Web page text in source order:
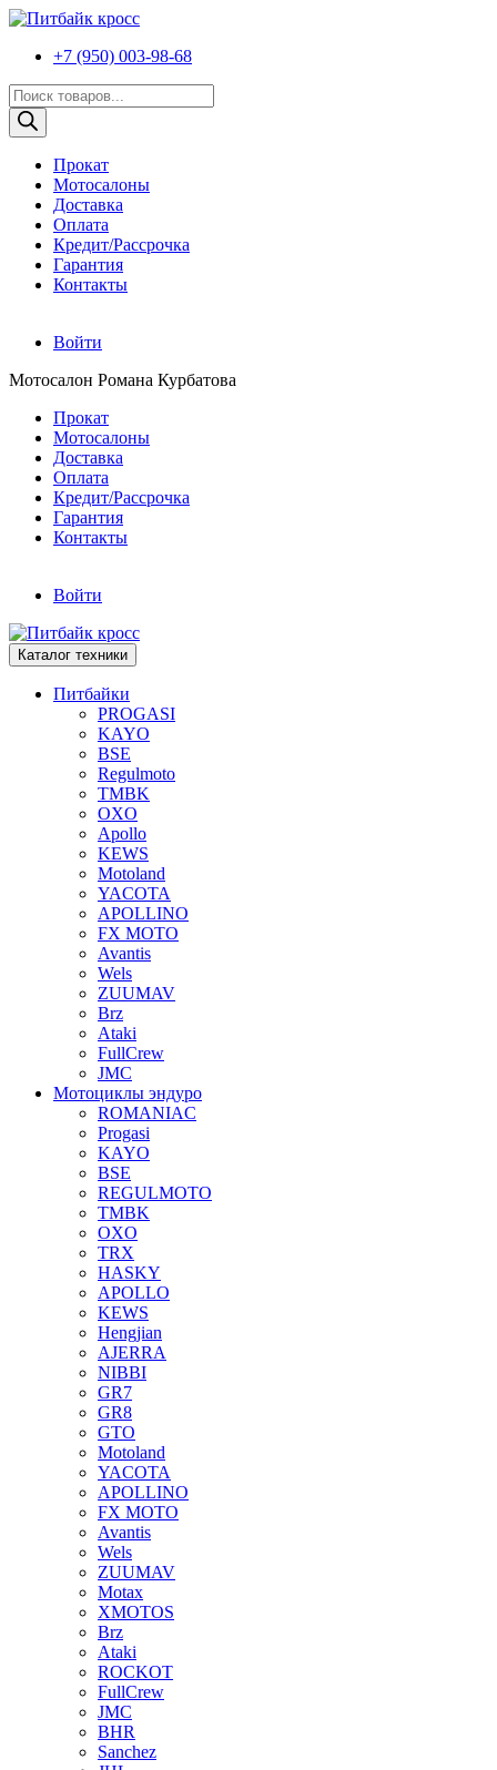
+7 (950) 003-98-68
Поиск
товаров
Прокат
Мотосалоны
Доставка
Оплата
Кредит/Рассрочка
Гарантия
Контакты
Войти
Мотосалон Романа Курбатова
Прокат
Мотосалоны
Доставка
Оплата
Кредит/Рассрочка
Гарантия
Контакты
Войти
Каталог техники
Питбайки
PROGASI
KAYO
BSE
Regulmoto
TMBK
OXO
Apollo
KEWS
Motoland
YACOTA
APOLLINO
FX MOTO
Avantis
Wels
ZUUMAV
Brz
Ataki
FullCrew
JMC
Мотоциклы эндуро
ROMANIAC
Progasi
KAYO
BSE
REGULMOTO
TMBK
OXO
TRX
HASKY
APOLLO
KEWS
Hengjian
AJERRA
NIBBI
GR7
GR8
GTO
Motoland
YACOTA
APOLLINO
FX MOTO
Avantis
Wels
ZUUMAV
Motax
XMOTOS
Brz
Ataki
ROCKOT
FullCrew
JMC
BHR
Sanchez